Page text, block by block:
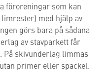
föroreningar som kan
med hjälp av
görs bara på sådana
av stavparkett får
På skivunderlag limmas
primer eller spackel.